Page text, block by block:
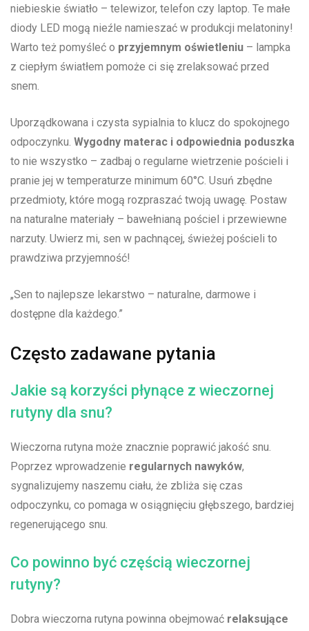
niebieskie światło – ‍telewizor, telefon czy laptop. Te małe
diody LED mogą nieźle namieszać w produkcji melatoniny!
Warto też pomyśleć o przyjemnym oświetleniu – lampka
z ciepłym światłem pomoże ci się zrelaksować przed
snem.
Uporządkowana i czysta sypialnia to klucz do spokojnego
odpoczynku. Wygodny materac i odpowiednia poduszka
to nie wszystko – zadbaj o regularne wietrzenie pościeli i
pranie jej w temperaturze minimum⁣ 60°C. Usuń zbędne
⁤przedmioty, które mogą ⁣rozpraszać twoją uwagę. Postaw
na naturalne materiały – bawełnianą pościel i przewiewne
narzuty. Uwierz mi, sen w pachnącej, świeżej pościeli to
prawdziwa przyjemność!
„Sen to najlepsze lekarstwo⁢ – naturalne, darmowe i
dostępne dla każdego.”
Często zadawane ⁤pytania
Jakie są korzyści płynące z wieczornej
rutyny dla snu?
Wieczorna rutyna może znacznie ​poprawić jakość snu.
Poprzez wprowadzenie regularnych nawyków,‌
sygnalizujemy naszemu ciału, że zbliża się czas
odpoczynku, co pomaga w osiągnięciu głębszego, bardziej
regenerującego‍ snu.
Co powinno być częścią ​wieczornej
rutyny?
Dobra wieczorna rutyna ​powinna obejmować relaksujące